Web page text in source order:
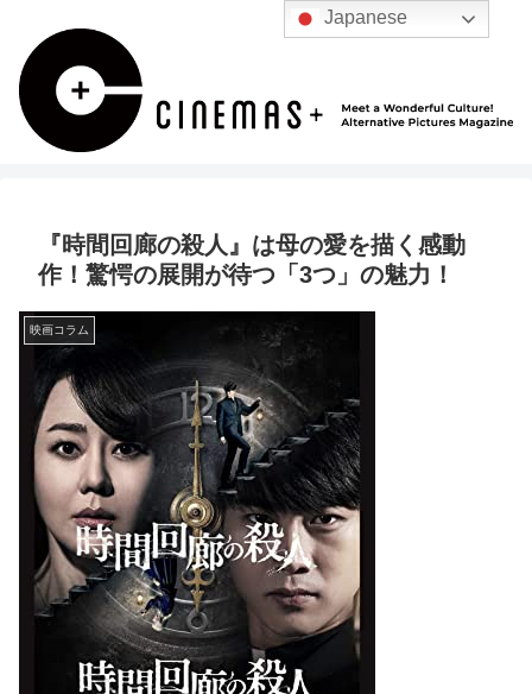
『時間回廊の殺人』は母の愛を描く感動
作！驚愕の展開が待つ「3つ」の魅力！
映画コラム
Japanese